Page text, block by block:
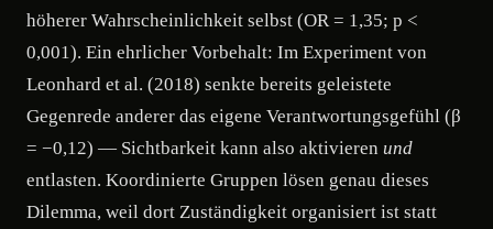
höherer Wahrscheinlichkeit selbst (OR = 1,35; p <
0,001). Ein ehrlicher Vorbehalt: Im Experiment von
Leonhard et al. (2018) senkte bereits geleistete
Gegenrede anderer das eigene Verantwortungsgefühl (β
= −0,12) — Sichtbarkeit kann also aktivieren und
entlasten. Koordinierte Gruppen lösen genau dieses
Dilemma, weil dort Zuständigkeit organisiert ist statt